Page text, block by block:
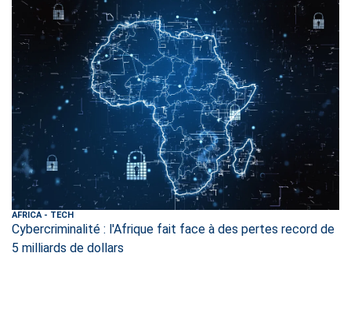
AFRICA- TECH
Cybercriminalité : l'Afrique fait face à des pertes record de
5 milliards de dollars